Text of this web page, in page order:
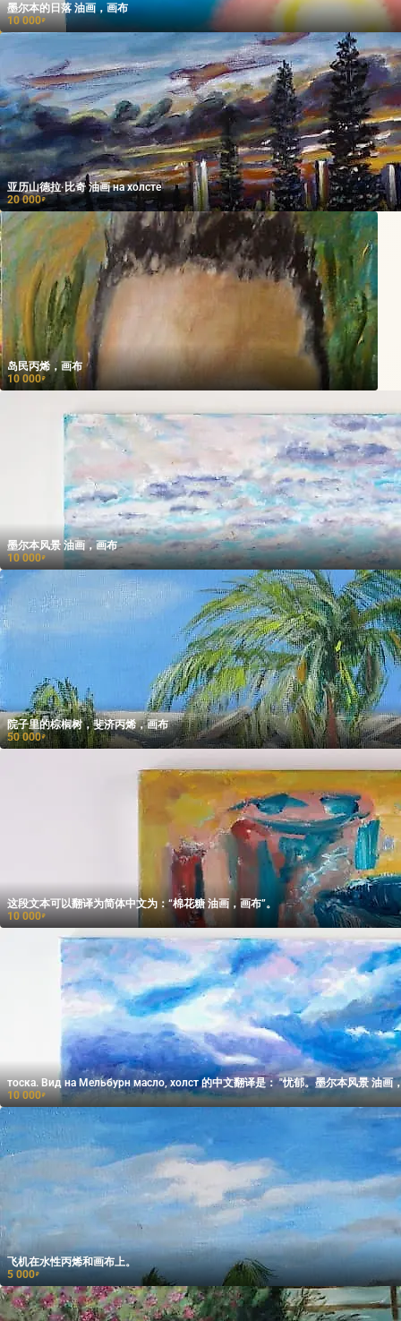
墨尔本的日落 油画，画布
10 000₽
亚历山德拉·比奇 油画 на холсте
20 000₽
岛民丙烯，画布
10 000₽
墨尔本风景 油画，画布
10 000₽
院子里的棕榈树，斐济丙烯，画布
50 000₽
这段文本可以翻译为简体中文为：“棉花糖 油画，画布”。
10 000₽
тоска. Вид на Мельбурн масло, холст 的中文翻译是： "忧郁。墨尔
10 000₽
飞机在水性丙烯和画布上。
5 000₽